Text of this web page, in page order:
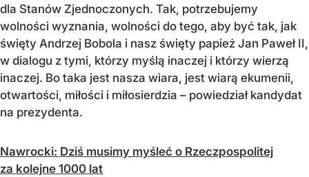
dla Stanów Zjednoczonych. Tak, potrzebujemy
wolności wyznania, wolności do tego, aby być tak, jak
święty Andrzej Bobola i nasz święty papież Jan Paweł II,
w dialogu z tymi, którzy myślą inaczej i którzy wierzą
inaczej. Bo taka jest nasza wiara, jest wiarą ekumenii,
otwartości, miłości i miłosierdzia – powiedział kandydat
na prezydenta.
Nawrocki: Dziś musimy myśleć o Rzeczpospolitej
za kolejne 1000 lat